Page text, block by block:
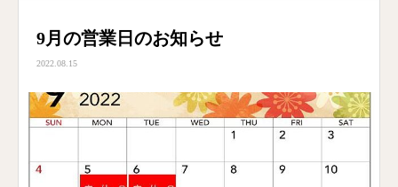
9月の営業日のお知らせ
2022.08.15